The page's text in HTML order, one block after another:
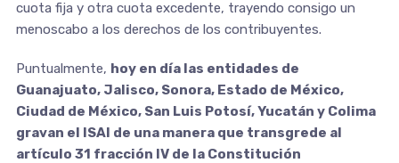
cuota fija y otra cuota excedente, trayendo consigo un
menoscabo a los derechos de los contribuyentes.
Puntualmente, hoy en día las entidades de
Guanajuato, Jalisco, Sonora, Estado de México,
Ciudad de México, San Luis Potosí, Yucatán y Colima
gravan el ISAI de una manera que transgrede al
artículo 31 fracción IV de la Constitución